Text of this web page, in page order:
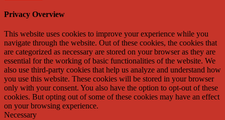
Privacy Overview
This website uses cookies to improve your experience while you
navigate through the website. Out of these cookies, the cookies that
are categorized as necessary are stored on your browser as they are
essential for the working of basic functionalities of the website. We
also use third-party cookies that help us analyze and understand how
you use this website. These cookies will be stored in your browser
only with your consent. You also have the option to opt-out of these
cookies. But opting out of some of these cookies may have an effect
on your browsing experience.
Necessary